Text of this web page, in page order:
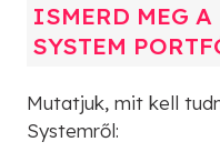
ISMERD MEG
SYSTEM
Mutatjuk, mit kell
Systemről: